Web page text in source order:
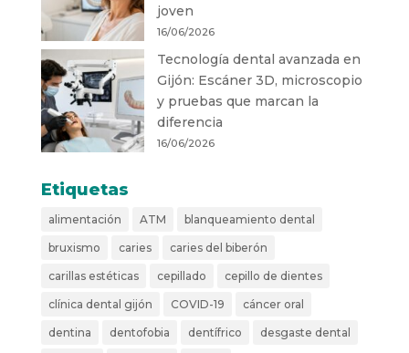
joven
16/06/2026
Tecnología dental avanzada en
Gijón: Escáner 3D, microscopio
y pruebas que marcan la
diferencia
16/06/2026
Etiquetas
alimentación ATM blanqueamiento dental
bruxismo caries caries del biberón
carillas estéticas cepillado cepillo de dientes
clínica dental gijón COVID-19 cáncer oral
dentina dentofobia dentífrico desgaste dental